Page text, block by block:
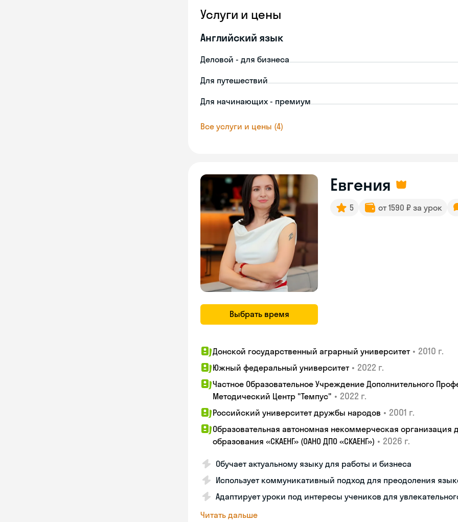
Услуги и цены
Английский язык
Деловой - для бизнеса
Для путешествий
Для начинающих - премиум
Все услуги и цены (4)
Выбрать время
Евгения
5 от 1590 ₽ за урок
Донской государственный аграрный университет • 2010 г.
Южный федеральный университет • 2022 г.
Частное Образовательное Учреждение Дополнительного
Методический Центр "Темпус" • 2022 г.
Российский университет дружбы народов • 2001 г.
Образовательная автономная некоммерческая организация
образования «СКАЕНГ» (ОАНО ДПО «СКАЕНГ») • 2026 г.
Обучает актуальному языку для работы и бизнеса
Использует коммуникативный подход для преодоления
Адаптирует уроки под интересы учеников для
Читать дальше